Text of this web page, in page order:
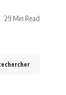
29 Min Read